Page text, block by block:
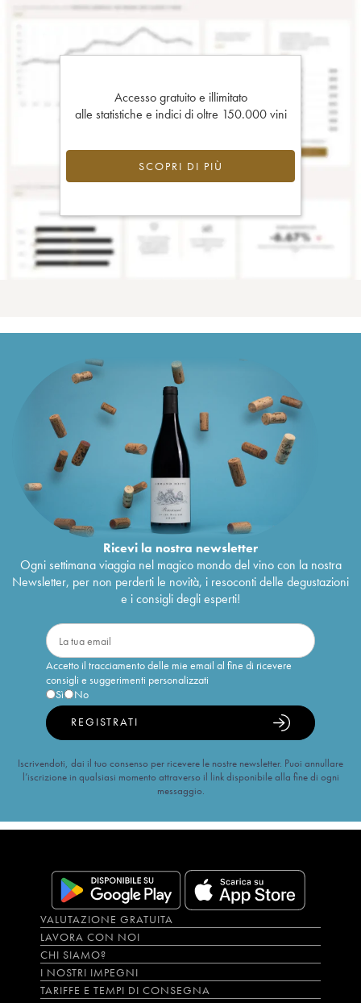
Accesso gratuito e illimitato
alle statistiche e indici di oltre 150.000 vini
SCOPRI DI PIÙ
Ricevi la nostra newsletter
Ogni settimana viaggia nel magico mondo del vino con la nostra
Newsletter, per non perderti le novità, i resoconti delle degustazioni
e i consigli degli esperti!
Accetto il tracciamento delle mie email al fine di ricevere
consigli e suggerimenti personalizzati
Sì
No
REGISTRATI
Iscrivendoti, dai il tuo consenso per ricevere le nostre newsletter. Puoi annullare
l’iscrizione in qualsiasi momento attraverso il link disponibile alla fine di ogni
messaggio.
VALUTAZIONE GRATUITA
LAVORA CON NOI
CHI SIAMO?
I NOSTRI IMPEGNI
TARIFFE E TEMPI DI CONSEGNA